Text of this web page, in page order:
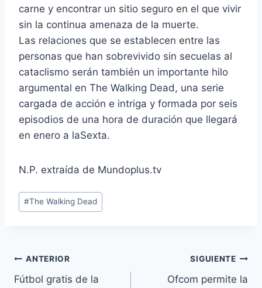
carne y encontrar un sitio seguro en el que vivir
sin la continua amenaza de la muerte.
Las relaciones que se establecen entre las
personas que han sobrevivido sin secuelas al
cataclismo serán también un importante hilo
argumental en The Walking Dead, una serie
cargada de acción e intriga y formada por seis
episodios de una hora de duración que llegará
en enero a laSexta.
N.P. extraída de Mundoplus.tv
Etiquetas
de
#The Walking Dead
Navegación
ANTERIOR
Fútbol gratis de la
SIGUIENTE
Ofcom permite la